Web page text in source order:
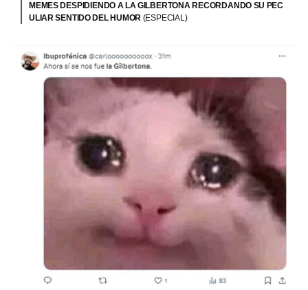
MEMES DESPIDIENDO A LA GILBERTONA RECORDANDO SU PEC
ULIAR SENTIDO DEL HUMOR (ESPECIAL)